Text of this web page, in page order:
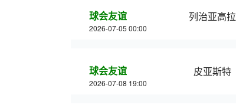
球会友谊
2026-07-05 00:00
列治亚高拉
球会友谊
2026-07-08 19:00
皮亚斯特